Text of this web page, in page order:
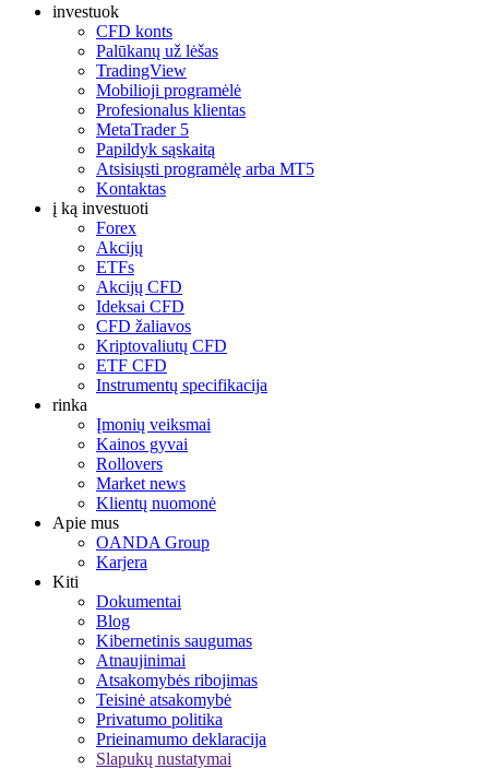
investuok
CFD konts
Palūkanų už lėšas
TradingView
Mobilioji programėlė
Profesionalus klientas
MetaTrader 5
Papildyk sąskaitą
Atsisiųsti programėlę arba MT5
Kontaktas
į ką investuoti
Forex
Akcijų
ETFs
Akcijų CFD
Ideksai CFD
CFD žaliavos
Kriptovaliutų CFD
ETF CFD
Instrumentų specifikacija
rinka
Įmonių veiksmai
Kainos gyvai
Rollovers
Market news
Klientų nuomonė
Apie mus
OANDA Group
Karjera
Kiti
Dokumentai
Blog
Kibernetinis saugumas
Atnaujinimai
Atsakomybės ribojimas
Teisinė atsakomybė
Privatumo politika
Prieinamumo deklaracija
Slapukų nustatymai